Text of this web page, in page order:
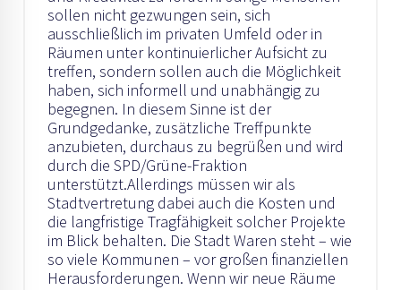
sollen nicht gezwungen sein, sich
ausschließlich im privaten Umfeld oder in
Räumen unter kontinuierlicher Aufsicht zu
treffen, sondern sollen auch die Möglichkeit
haben, sich informell und unabhängig zu
begegnen. In diesem Sinne ist der
Grundgedanke, zusätzliche Treffpunkte
anzubieten, durchaus zu begrüßen und wird
durch die SPD/Grüne-Fraktion
unterstützt.Allerdings müssen wir als
Stadtvertretung dabei auch die Kosten und
die langfristige Tragfähigkeit solcher Projekte
im Blick behalten. Die Stadt Waren steht – wie
so viele Kommunen – vor großen finanziellen
Herausforderungen. Wenn wir neue Räume